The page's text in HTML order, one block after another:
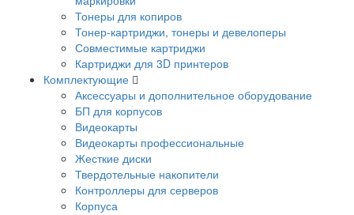
Тонеры для копиров
Тонер-картриджи, тонеры и девелоперы
Совместимые картриджи
Картриджи для 3D принтеров
Комплектующие
Аксессуары и дополнительное оборудование
БП для корпусов
Видеокарты
Видеокарты профессиональные
Жесткие диски
Твердотельные накопители
Контроллеры для серверов
Корпуса